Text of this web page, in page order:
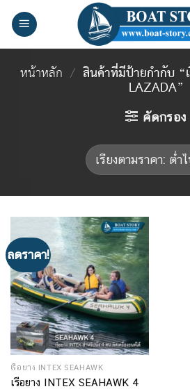
Skip
content
หน้าหลัก / สินค้าที่มีป้ายกำกับ “
LAZADA”
คัดกรอง
ลดราคา!
เรือยาง INTEX SEAHAWK
เรือยาง INTEX SEAHAWK 4